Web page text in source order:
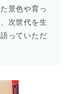
景色や育っ
次世代を生
っていただ